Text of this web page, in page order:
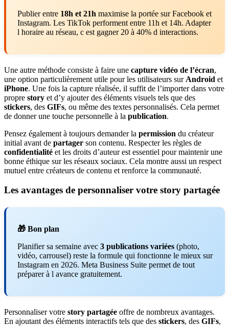
Publier entre 18h et 21h maximise la portée sur Facebook et
Instagram. Les TikTok performent entre 11h et 14h. Adapter
l horaire au réseau, c est gagner 20 à 40% d interactions.
Une autre méthode consiste à faire une capture vidéo de l’écran,
une option particulièrement utile pour les utilisateurs sur Android et
iPhone. Une fois la capture réalisée, il suffit de l’importer dans votre
propre story et d’y ajouter des éléments visuels tels que des
stickers, des GIFs, ou même des textes personnalisés. Cela permet
de donner une touche personnelle à la publication.
Pensez également à toujours demander la permission du créateur
initial avant de partager son contenu. Respecter les règles de
confidentialité et les droits d’auteur est essentiel pour maintenir une
bonne éthique sur les réseaux sociaux. Cela montre aussi un respect
mutuel entre créateurs de contenu et renforce la communauté.
Les avantages de personnaliser votre story partagée
🎁 Bon plan
Planifier sa semaine avec 3 publications variées (photo,
vidéo, carrousel) reste la formule qui fonctionne le mieux sur
Instagram en 2026. Meta Business Suite permet de tout
préparer à l avance gratuitement.
Personnaliser votre story partagée offre de nombreux avantages.
En ajoutant des éléments interactifs tels que des stickers, des GIFs,